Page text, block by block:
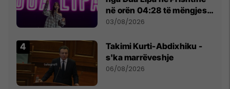
në orën 04:28 të mëngjesit
- dhe bota digjitale serbe
03/08/2026
Takimi Kurti-Abdixhiku -
s'ka marrëveshje
06/08/2026